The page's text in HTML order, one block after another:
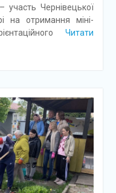
Чернівецької
на отримання міні-
Читати